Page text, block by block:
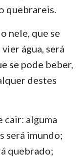
quebrareis.
nele, que se
água, será
se pode beber,
destes
cair: alguma
será imundo;
quebrado;